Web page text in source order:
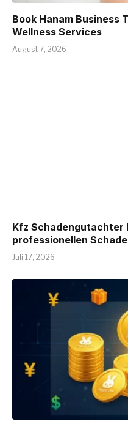
Book Hanam Business
Wellness Services
August 7, 2026
Kfz Schadengutachter
professionellen
Juli 17, 2026